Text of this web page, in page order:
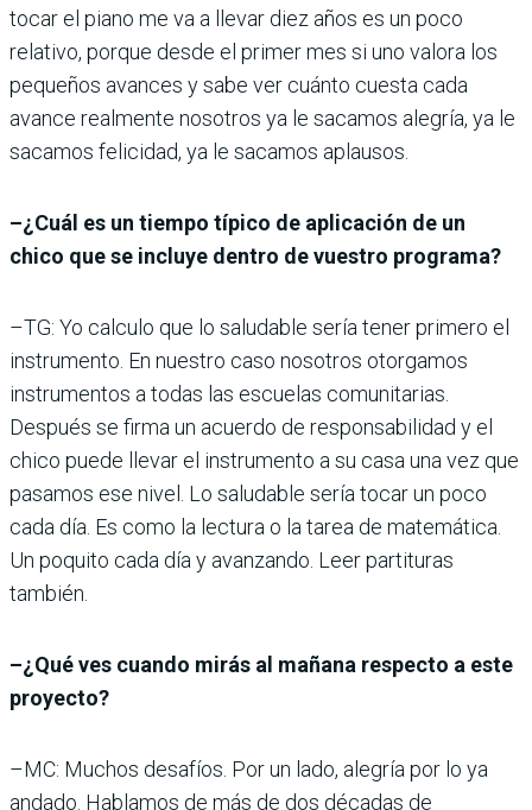
tocar el piano me va a llevar diez años es un poco
relativo, porque desde el primer mes si uno valora los
pequeños avances y sabe ver cuánto cuesta cada
avance realmente nosotros ya le sacamos alegría, ya le
sacamos felicidad, ya le sacamos aplausos.
–¿Cuál es un tiempo típico de aplicación de un
chico que se incluye dentro de vuestro programa?
–TG: Yo calculo que lo saludable sería tener primero el
instrumento. En nuestro caso nosotros otorgamos
instrumentos a todas las escuelas comunitarias.
Después se firma un acuerdo de responsabilidad y el
chico puede llevar el instrumento a su casa una vez que
pasamos ese nivel. Lo saludable sería tocar un poco
cada día. Es como la lectura o la tarea de matemática.
Un poquito cada día y avanzando. Leer partituras
también.
–¿Qué ves cuando mirás al mañana respecto a este
proyecto?
–MC: Muchos desafíos. Por un lado, alegría por lo ya
andado. Hablamos de más de dos décadas de